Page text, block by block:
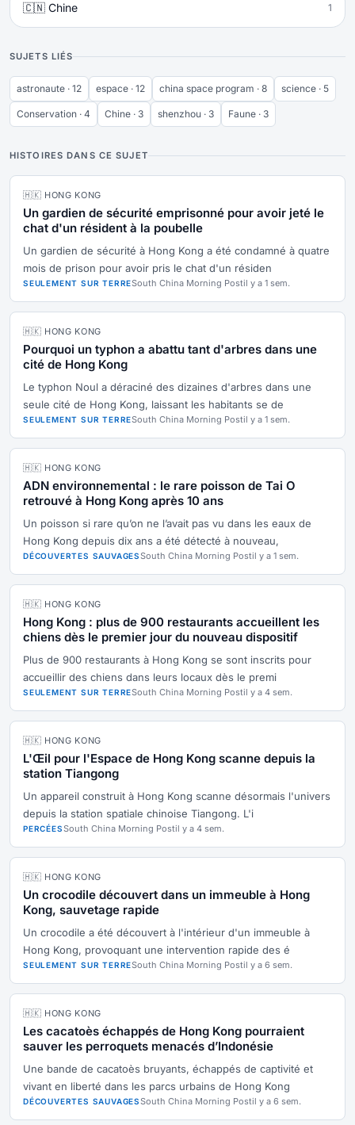
🇨🇳 Chine 1
SUJETS LIÉS
astronaute · 12 espace · 12 china space program · 8 science · 5
Conservation · 4 Chine · 3 shenzhou · 3 Faune · 3
HISTOIRES DANS CE SUJET
🇭🇰 HONG KONG
Un gardien de sécurité emprisonné pour avoir jeté le
chat d'un résident à la poubelle
Un gardien de sécurité à Hong Kong a été condamné à quatre
mois de prison pour avoir pris le chat d'un résiden
SEULEMENT SUR TERRESouth China Morning Postil y a 1 sem.
🇭🇰 HONG KONG
Pourquoi un typhon a abattu tant d'arbres dans une
cité de Hong Kong
Le typhon Noul a déraciné des dizaines d'arbres dans une
seule cité de Hong Kong, laissant les habitants se de
SEULEMENT SUR TERRESouth China Morning Postil y a 1 sem.
🇭🇰 HONG KONG
ADN environnemental : le rare poisson de Tai O
retrouvé à Hong Kong après 10 ans
Un poisson si rare qu’on ne l’avait pas vu dans les eaux de
Hong Kong depuis dix ans a été détecté à nouveau,
DÉCOUVERTES SAUVAGESSouth China Morning Postil y a 1 sem.
🇭🇰 HONG KONG
Hong Kong : plus de 900 restaurants accueillent les
chiens dès le premier jour du nouveau dispositif
Plus de 900 restaurants à Hong Kong se sont inscrits pour
accueillir des chiens dans leurs locaux dès le premi
SEULEMENT SUR TERRESouth China Morning Postil y a 4 sem.
🇭🇰 HONG KONG
L'Œil pour l'Espace de Hong Kong scanne depuis la
station Tiangong
Un appareil construit à Hong Kong scanne désormais l'univers
depuis la station spatiale chinoise Tiangong. L'i
PERCÉESSouth China Morning Postil y a 4 sem.
🇭🇰 HONG KONG
Un crocodile découvert dans un immeuble à Hong
Kong, sauvetage rapide
Un crocodile a été découvert à l'intérieur d'un immeuble à
Hong Kong, provoquant une intervention rapide des é
SEULEMENT SUR TERRESouth China Morning Postil y a 6 sem.
🇭🇰 HONG KONG
Les cacatoès échappés de Hong Kong pourraient
sauver les perroquets menacés d’Indonésie
Une bande de cacatoès bruyants, échappés de captivité et
vivant en liberté dans les parcs urbains de Hong Kong
DÉCOUVERTES SAUVAGESSouth China Morning Postil y a 6 sem.